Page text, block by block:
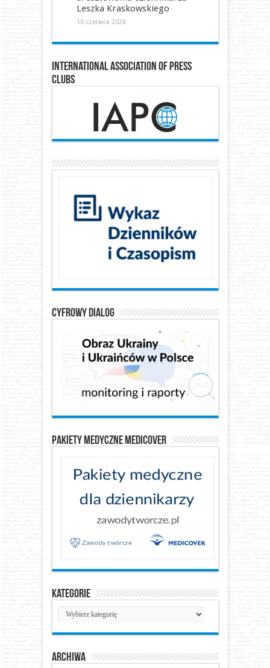
Leszka Kraskowskiego
10 czerwca 2026
International Association of Press
Clubs
Cyfrowy Dialog
Pakiety medyczne Medicover
Kategorie
Kategorie
Archiwa